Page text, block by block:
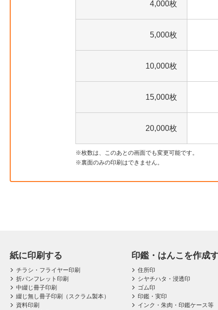
4,000枚
5,000枚
10,000枚
15,000枚
20,000枚
枚数は、このあとの画面でも変更可能です。
裏面のみの印刷はできません。
紙に印刷する
チラシ・フライヤー印刷
折パンフレット印刷
中綴じ冊子印刷
綴じ無し冊子印刷（スクラム製本）
資料印刷
印鑑・はんこを作成
住所印
シヤチハタ・浸透印
ゴム印
印鑑・実印
インク・朱肉・印鑑ケース等